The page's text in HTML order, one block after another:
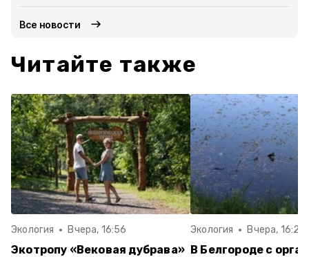
Все новости
Читайте также
Экология Вчера, 16:56
Экотропу «Вековая дубрава»
Экология Вчера, 16:29
В Белгороде с